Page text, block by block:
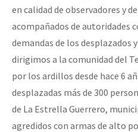
en calidad de observadores y
acompañados de autoridades
demandas de los desplazados
dirigimos a la comunidad del
por los ardillos desde hace 6
desplazadas más de 300
de La Estrella Guerrero,
agredidos con armas de alto